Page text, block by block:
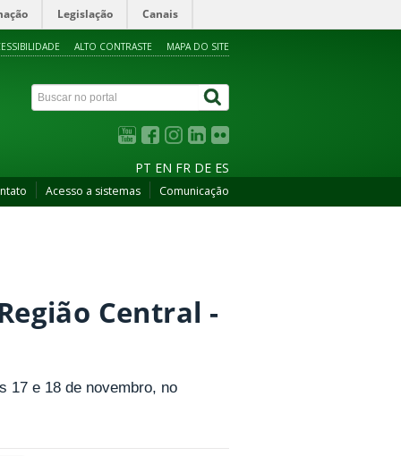
Legislação Canais
ALTO CONTRASTE MAPA DO SITE
PT EN FR DE ES
Acesso a sistemas Comunicação
Central -
17 e 18 de novembro, no